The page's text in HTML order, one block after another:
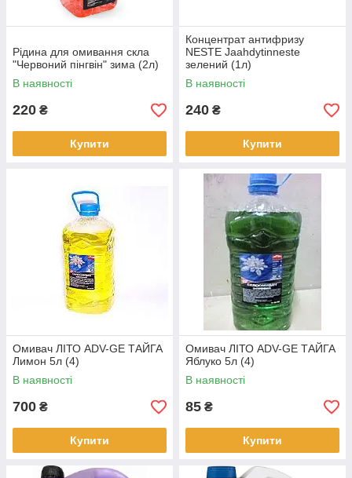
Рідина для омивання скла
"Червоний пінгвін" зима (2л)
В наявності
220 ₴
Купити
Концентрат антифризу
NESTE Jaahdytinneste
зелений (1л)
В наявності
240 ₴
Купити
Омивач ЛІТО ADV-GE ТАЙГА
Лимон 5л (4)
В наявності
700 ₴
Купити
Омивач ЛІТО ADV-GE ТАЙГА
Яблуко 5л (4)
В наявності
85 ₴
Купити